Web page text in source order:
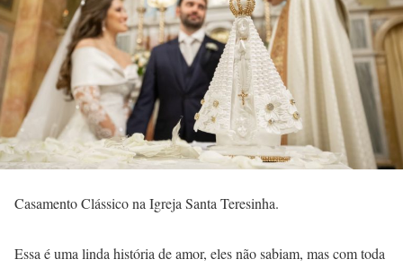
Casamento Clássico na Igreja Santa Teresinha.
Essa é uma linda história de amor, eles não sabiam, mas com toda